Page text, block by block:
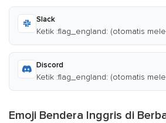
Slack
Ketik :flag_england: (otomatis
Discord
Ketik :flag_england: (otomatis
Emoji Bendera Inggris di